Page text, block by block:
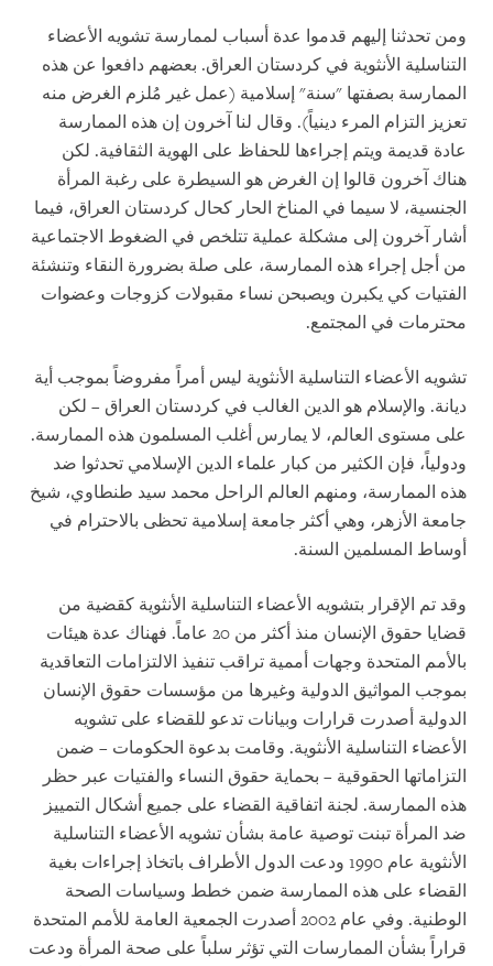
ومن تحدثنا إليهم قدموا عدة أسباب لممارسة تشويه الأعضاء
التناسلية الأنثوية في كردستان العراق. بعضهم دافعوا عن هذه
الممارسة بصفتها "سنة" إسلامية (عمل غير مُلزم الغرض منه
تعزيز التزام المرء دينياً). وقال لنا آخرون إن هذه الممارسة
عادة قديمة ويتم إجراءها للحفاظ على الهوية الثقافية. لكن
هناك آخرون قالوا إن الغرض هو السيطرة على رغبة المرأة
الجنسية، لا سيما في المناخ الحار كحال كردستان العراق، فيما
أشار آخرون إلى مشكلة عملية تتلخص في الضغوط الاجتماعية
من أجل إجراء هذه الممارسة، على صلة بضرورة النقاء وتنشئة
الفتيات كي يكبرن ويصبحن نساء مقبولات كزوجات وعضوات
محترمات في المجتمع.
تشويه الأعضاء التناسلية الأنثوية ليس أمراً مفروضاً بموجب أية
ديانة. والإسلام هو الدين الغالب في كردستان العراق – لكن
على مستوى العالم، لا يمارس أغلب المسلمون هذه الممارسة.
ودولياً، فإن الكثير من كبار علماء الدين الإسلامي تحدثوا ضد
هذه الممارسة، ومنهم العالم الراحل محمد سيد طنطاوي، شيخ
جامعة الأزهر، وهي أكثر جامعة إسلامية تحظى بالاحترام في
أوساط المسلمين السنة.
وقد تم الإقرار بتشويه الأعضاء التناسلية الأنثوية كقضية من
قضايا حقوق الإنسان منذ أكثر من 20 عاماً. فهناك عدة هيئات
بالأمم المتحدة وجهات أممية تراقب تنفيذ الالتزامات التعاقدية
بموجب المواثيق الدولية وغيرها من مؤسسات حقوق الإنسان
الدولية أصدرت قرارات وبيانات تدعو للقضاء على تشويه
الأعضاء التناسلية الأنثوية. وقامت بدعوة الحكومات – ضمن
التزاماتها الحقوقية – بحماية حقوق النساء والفتيات عبر حظر
هذه الممارسة. لجنة اتفاقية القضاء على جميع أشكال التمييز
ضد المرأة تبنت توصية عامة بشأن تشويه الأعضاء التناسلية
الأنثوية عام 1990 ودعت الدول الأطراف باتخاذ إجراءات بغية
القضاء على هذه الممارسة ضمن خطط وسياسات الصحة
الوطنية. وفي عام 2002 أصدرت الجمعية العامة للأمم المتحدة
قراراً بشأن الممارسات التي تؤثر سلباً على صحة المرأة ودعت